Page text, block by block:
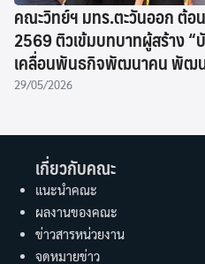
คณะวิทย์ฯ มทร.ตะวันออก ต้อ
2569 ติวเข้มบทบาทผู้สร้าง
เคลื่อนพันธกิจพัฒนาคน พัฒ
29/05/2026
เกี่ยวกับคณะ
แนะนำคณะ
ผลงานของคณะ
ข่าวสารหน่วยงาน
จดหมายข่าว